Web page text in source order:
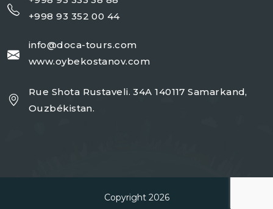
+998 93 352 00 44
info@doca-tours.com
www.oybekostanov.com
Rue Shota Rustaveli. 34A 140117 Samarkand,
Ouzbékistan.
Copyright 2026